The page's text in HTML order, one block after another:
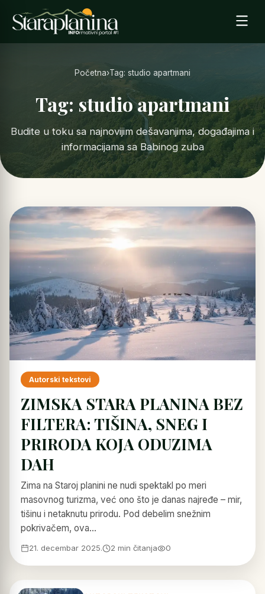
Početna›Tag: studio apartmani
Tag: studio apartmani
Budite u toku sa najnovijim dešavanjima, događajima i
informacijama sa Babinog zuba
Autorski tekstovi
ZIMSKA STARA PLANINA BEZ
FILTERA: TIŠINA, SNEG I
PRIRODA KOJA ODUZIMA
DAH
Zima na Staroj planini ne nudi spektakl po meri
masovnog turizma, već ono što je danas najređe – mir,
tišinu i netaknutu prirodu. Pod debelim snežnim
pokrivačem, ova…
21. decembar 2025. 2 min čitanja 0